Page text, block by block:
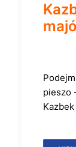
pieszo
Kazbek